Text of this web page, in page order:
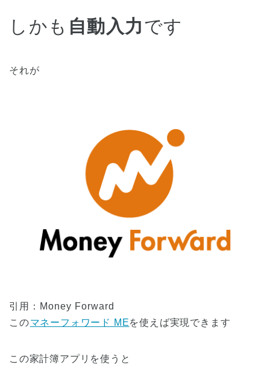
しかも 自動入力です
それが
引用：Money Forward
このマネーフォワード MEを使えば実現できます
この家計簿アプリを使うと